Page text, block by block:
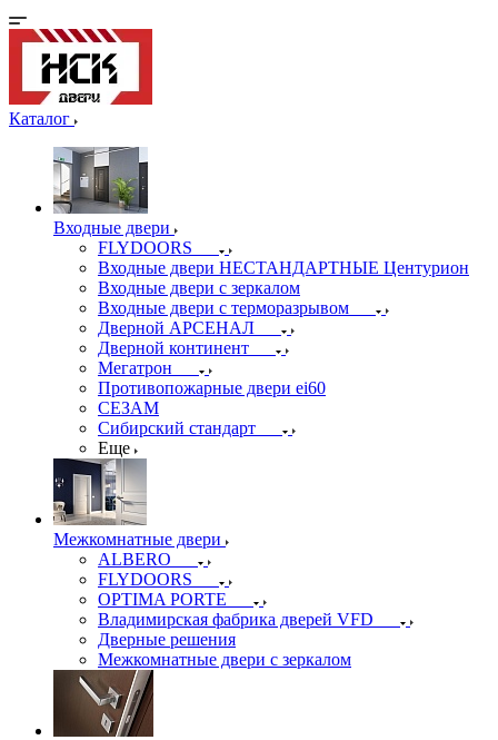
Каталог
Входные двери
FLYDOORS
Входные двери НЕСТАНДАРТНЫЕ Центурион
Входные двери с зеркалом
Входные двери с терморазрывом
Дверной АРСЕНАЛ
Дверной континент
Мегатрон
Противопожарные двери ei60
СЕЗАМ
Сибирский стандарт
Еще
Межкомнатные двери
ALBERO
FLYDOORS
OPTIMA PORTE
Владимирская фабрика дверей VFD
Дверные решения
Межкомнатные двери c зеркалом